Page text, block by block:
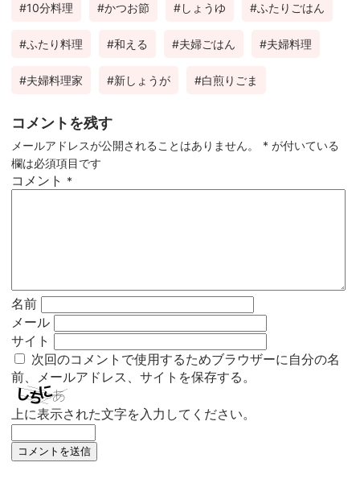
ok
est
10分料理 かつお節 しょうゆ ふたりごはん
ふたり料理 和える 夫婦ごはん 夫婦料理
夫婦料理家 新しょうが 白煎りごま
コメントを残す
メールアドレスが公開されることはありません。 * が付いている
欄は必須項目です
コメント *
名前
メール
サイト
次回のコメントで使用するためブラウザーに自分の名
前、メールアドレス、サイトを保存する。
上に表示された文字を入力してください。